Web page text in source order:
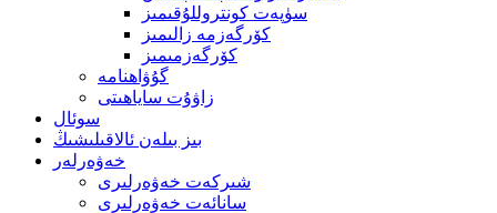
سۈپەت كونتروللۇقىمىز
كۆرگەزمە زالىمىز
كۆرگەزمىمىز
گۇۋاھنامە
زاۋۇت ساياھىتى
سوئال
بىز بىلەن ئالاقىلىشىڭ
خەۋەرلەر
شىركەت خەۋەرلىرى
سانائەت خەۋەرلىرى